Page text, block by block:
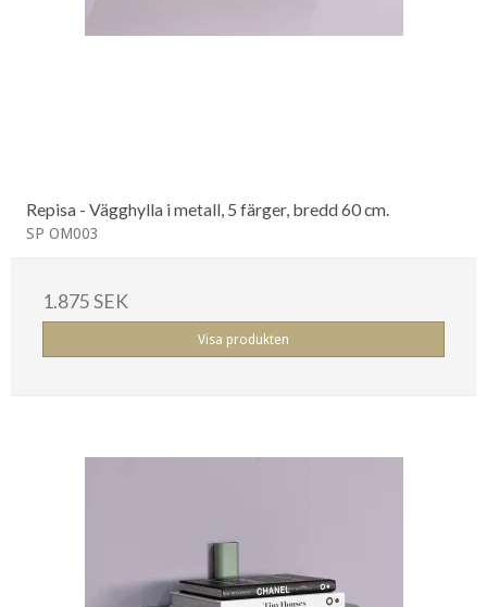
Repisa - Vägghylla i metall, 5 färger, bredd 60 cm.
SP OM003
1.875 SEK
Visa produkten